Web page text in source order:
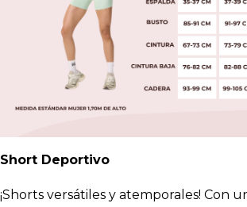
Short Deportivo
¡Shorts versátiles y atemporales! Con